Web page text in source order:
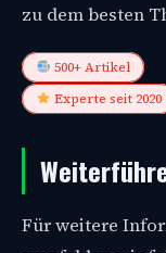
zu dem besten
500+ Artikel
Experte seit 2020
Für weitere